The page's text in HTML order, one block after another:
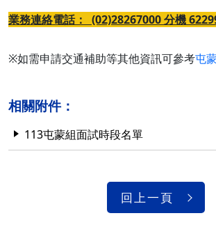
業務連絡電話： (02)28267000 分機
※如需申請交通補助等其他資訊可參考屯
相關附件：
113屯蒙組面試時段名單
回上一頁